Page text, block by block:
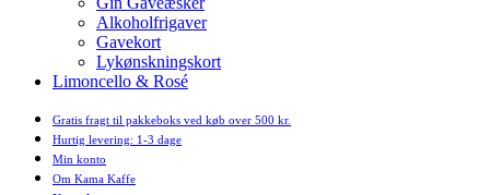
Alkoholfrigaver
Gavekort
Lykønskningskort
Limoncello & Rosé
Gratis fragt til pakkeboks ved køb over 500 kr.
Hurtig levering: 1-3 dage
Min konto
Om Kama Kaffe